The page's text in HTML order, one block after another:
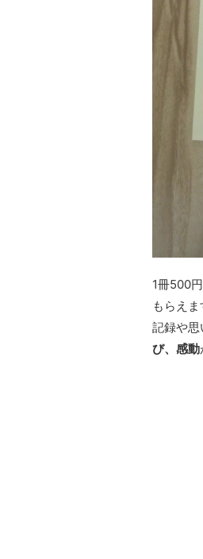
1冊500
もらえま
記録や思
び、感動